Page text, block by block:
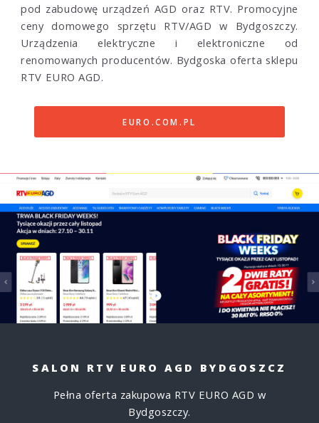
pod zabudowę urządzeń AGD oraz RTV. Promocyjne
ceny domowego sprzętu RTV/AGD w Bydgoszczy.
Urządzenia elektryczne i elektroniczne od
renomowanych producentów. Bydgoska oferta sklepu
RTV EURO AGD.
EURO.COM.PL
SALON RTV EURO AGD BYDGOSZCZ
Pełna oferta zakupowa RTV EURO AGD w
Bydgoszczy.